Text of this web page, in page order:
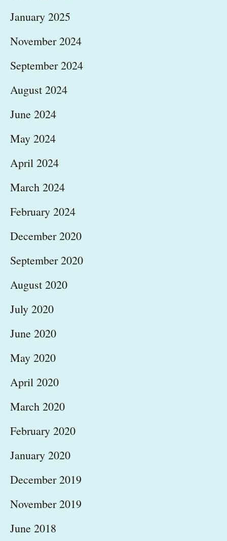
January 2025
November 2024
September 2024
August 2024
June 2024
May 2024
April 2024
March 2024
February 2024
December 2020
September 2020
August 2020
July 2020
June 2020
May 2020
April 2020
March 2020
February 2020
January 2020
December 2019
November 2019
June 2018